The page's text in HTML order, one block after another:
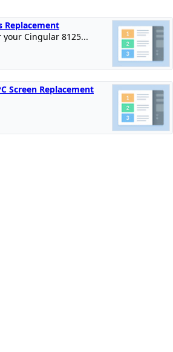
Replacement
Cingular 8125...
Screen Replacement